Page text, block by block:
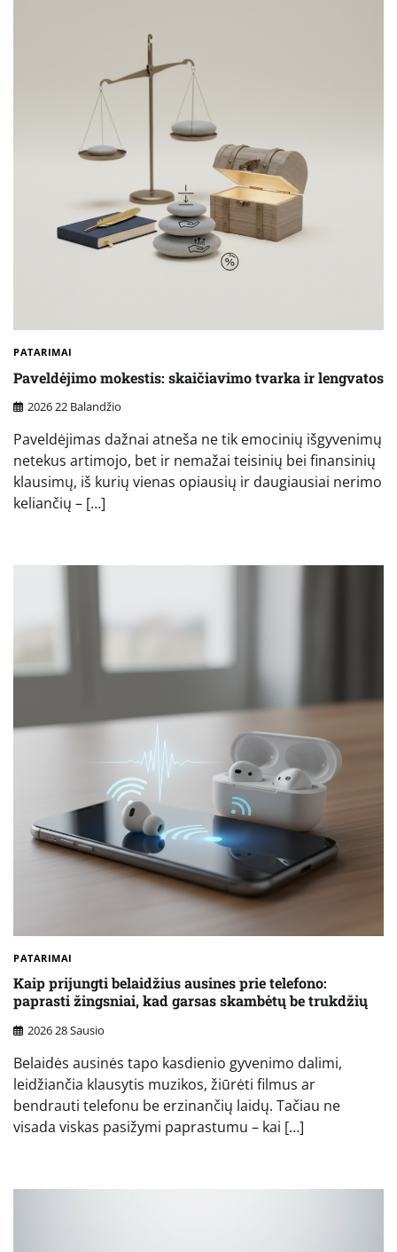
PATARIMAI
Paveldėjimo mokestis: skaičiavimo tvarka ir lengvatos
2026 22 Balandžio
Paveldėjimas dažnai atneša ne tik emocinių išgyvenimų
netekus artimojo, bet ir nemažai teisinių bei finansinių
klausimų, iš kurių vienas opiausių ir daugiausiai nerimo
keliančių – […]
PATARIMAI
Kaip prijungti belaidžius ausines prie telefono:
paprasti žingsniai, kad garsas skambėtų be trukdžių
2026 28 Sausio
Belaidės ausinės tapo kasdienio gyvenimo dalimi,
leidžiančia klausytis muzikos, žiūrėti filmus ar
bendrauti telefonu be erzinančių laidų. Tačiau ne
visada viskas pasižymi paprastumu – kai […]